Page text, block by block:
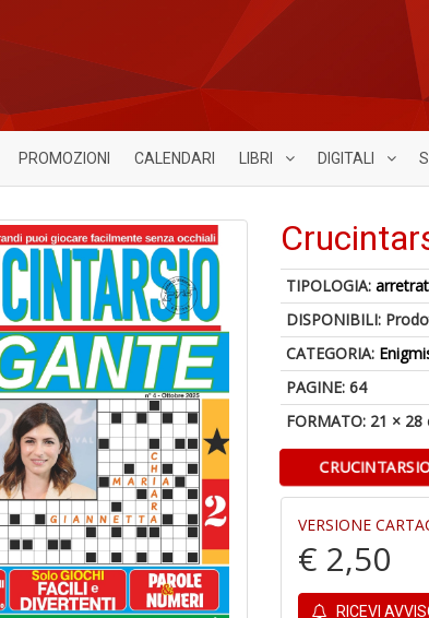
PROMOZIONI CALENDARI LIBRI DIGITALI
TIPOLOGIA:
DISPONIBILI:
CATEGORIA:
PAGINE: 64
FORMATO: 21 × 28
VERSIONE
€ 2,50
RICEVI